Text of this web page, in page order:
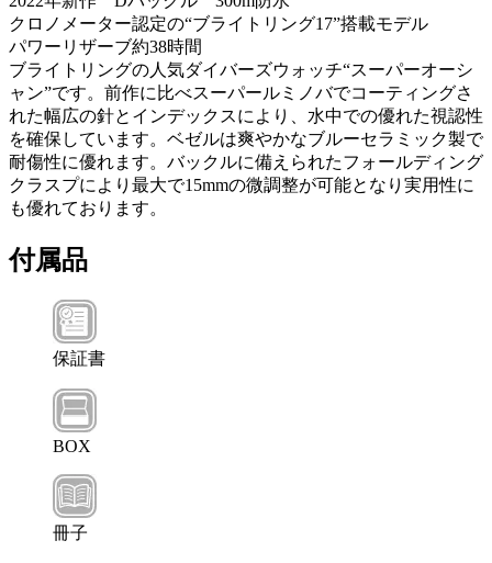
クロノメーター認定の“ブライトリング17”搭載モデル
パワーリザーブ約38時間
ブライトリングの人気ダイバーズウォッチ“スーパーオーシ
ャン”です。前作に比べスーパールミノバでコーティングさ
れた幅広の針とインデックスにより、水中での優れた視認性
を確保しています。ベゼルは爽やかなブルーセラミック製で
耐傷性に優れます。バックルに備えられたフォールディング
クラスプにより最大で15mmの微調整が可能となり実用性に
も優れております。
付属品
保証書
BOX
冊子